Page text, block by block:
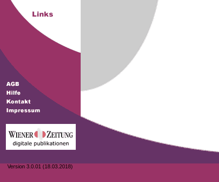
Version 3.0.01 (18.03.2018)